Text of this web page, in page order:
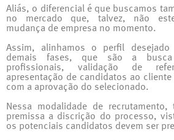
Aliás, o diferencial é que buscamos
no mercado que, talvez, não
mudança de empresa no momento.
Assim, alinhamos o perfil
demais fases, que são a
profissionais, validação de
apresentação de candidatos ao
com a aprovação do selecionado.
Nessa modalidade de
premissa a discrição do processo,
os potenciais candidatos devem ser